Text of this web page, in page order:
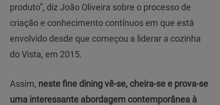
produto”, diz João Oliveira sobre o processo de
criação e conhecimento contínuos em que está
envolvido desde que começou a liderar a cozinha
do Vista, em 2015.
Assim, neste fine dining vê-se, cheira-se e prova-se
uma interessante abordagem contemporânea à